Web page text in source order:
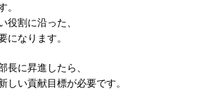
。
役割に沿った、
になります。
長に昇進したら、
しい貢献目標が必要です。